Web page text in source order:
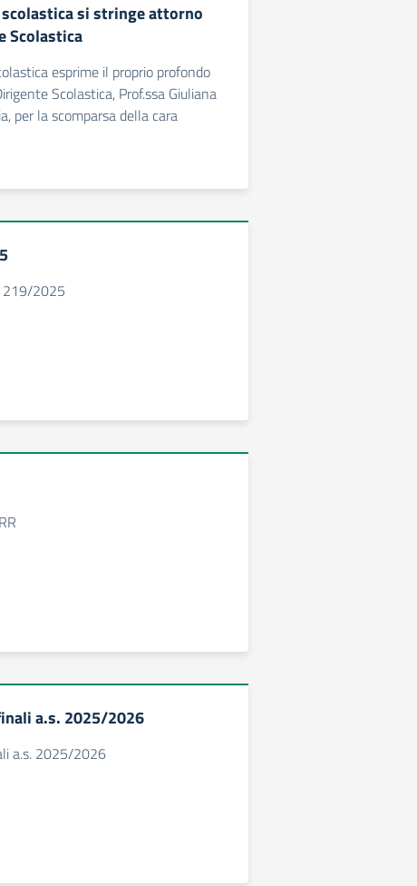
si stringe attorno
Scolastica
esprime il proprio profondo
Scolastica, Prof.ssa Giuliana
per la scomparsa della cara
219/2025
a.s. 2025/2026
a.s. 2025/2026